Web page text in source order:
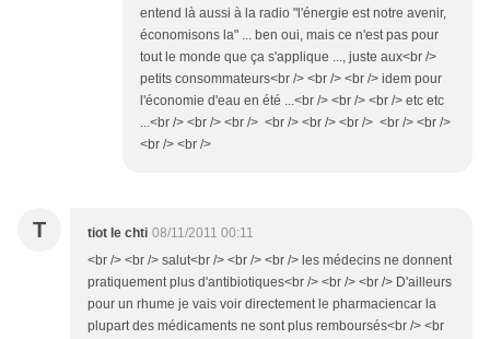
entend là aussi à la radio "l'énergie est notre avenir,
économisons la" ... ben oui, mais ce n'est pas pour
tout le monde que ça s'applique ..., juste aux<br />
petits consommateurs<br /> <br /> <br /> idem pour
l'économie d'eau en été ...<br /> <br /> <br /> etc etc
...<br /> <br /> <br /> <br /> <br /> <br /> <br /> <br />
<br /> <br />
T tiot le chti 08/11/2011 00:11
<br /> <br /> salut<br /> <br /> <br /> les médecins ne donnent
pratiquement plus d'antibiotiques<br /> <br /> <br /> D'ailleurs
pour un rhume je vais voir directement le pharmaciencar la
plupart des médicaments ne sont plus remboursés<br /> <br